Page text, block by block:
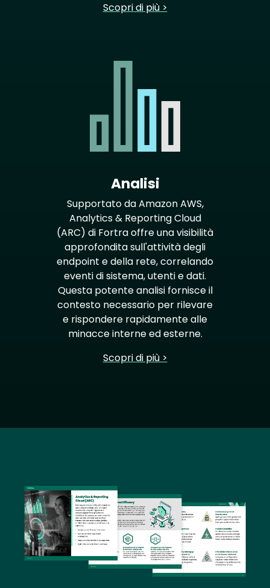
Scopri di più >
Analisi
Supportato da Amazon AWS,
Analytics & Reporting Cloud
(ARC) di Fortra offre una visibilità
approfondita sull'attività degli
endpoint e della rete, correlando
eventi di sistema, utenti e dati.
Questa potente analisi fornisce il
contesto necessario per rilevare
e rispondere rapidamente alle
minacce interne ed esterne.
Scopri di più >
Image